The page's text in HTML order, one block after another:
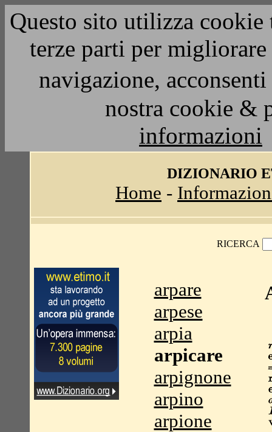
Questo sito utilizza
terze parti per
navigazione,
nostra cookie &
informazioni
DIZIONARIO
Home -
RICERCA
arpare
arpese
arpia
arpicare
arpignone
arpino
arpione